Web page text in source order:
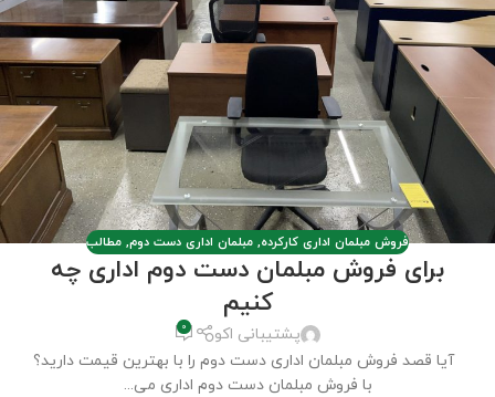
فروش مبلمان اداری کارکرده, مبلمان اداری دست دوم, مطالب
برای فروش مبلمان دست دوم اداری چه
کنیم
پشتیبانی اکو 0
آیا قصد فروش مبلمان اداری دست دوم را با بهترین قیمت دارید؟
با فروش مبلمان دست دوم اداری می...